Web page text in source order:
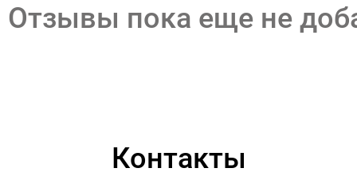
Отзывы пока еще не
Контакты